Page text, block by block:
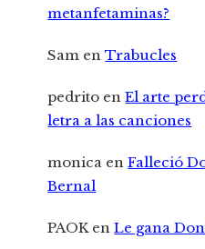
metanfetaminas?
Sam enTrabucles
pedrito enEl arte
letra a las canciones
monica enFalleció
Bernal
PAOKenLe gana